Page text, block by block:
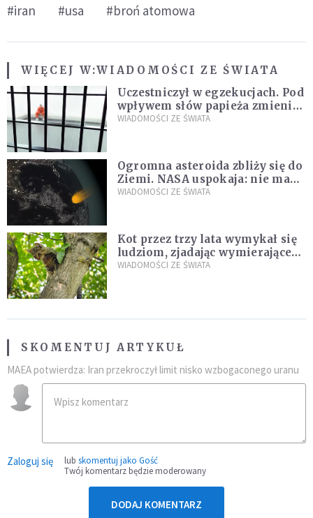
#iran #usa #broń atomowa
WIĘCEJ W:WIADOMOŚCI ZE ŚWIATA
Uczestniczył w egzekucjach. Pod
wpływem słów papieża zmienił
zdanie
WIADOMOŚCI ZE ŚWIATA
Ogromna asteroida zbliży się do
Ziemi. NASA uspokaja: nie ma
zagrożenia
WIADOMOŚCI ZE ŚWIATA
Kot przez trzy lata wymykał się
ludziom, zjadając wymierające
kaczki. W końcu popełnił
WIADOMOŚCI ZE ŚWIATA
SKOMENTUJ ARTYKUŁ
MAEA potwierdza: Iran przekroczył limit nisko wzbogaconego uranu
Zaloguj się lub skomentuj jako Gość
Twój komentarz będzie moderowany
DODAJ KOMENTARZ